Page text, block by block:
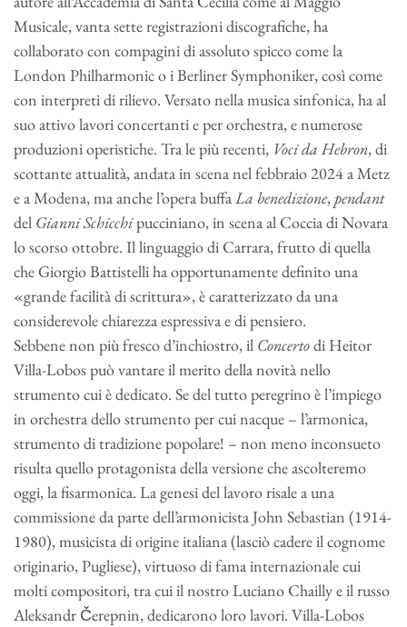
Musicale, vanta sette registrazioni discografiche, ha
collaborato con compagini di assoluto spicco come la
London Philharmonic o i Berliner Symphoniker, così come
con interpreti di rilievo. Versato nella musica sinfonica, ha al
suo attivo lavori concertanti e per orchestra, e numerose
produzioni operistiche. Tra le più recenti, Voci da Hebron, di
scottante attualità, andata in scena nel febbraio 2024 a Metz
e a Modena, ma anche l’opera buffaLa benedizione,pendant
del Gianni Schicchipucciniano, in scena al Coccia di Novara
lo scorso ottobre. Il linguaggio di Carrara, frutto di quella
che Giorgio Battistelli ha opportunamente definito una
«grande facilità di scrittura», è caratterizzato da una
considerevole chiarezza espressiva e di pensiero.
Sebbene non più fresco d’inchiostro, il Concertodi Heitor
Villa-Lobos può vantare il merito della novità nello
strumento cui è dedicato. Se del tutto peregrino è l’impiego
in orchestra dello strumento per cui nacque – l’armonica,
strumento di tradizione popolare! – non meno inconsueto
risulta quello protagonista della versione che ascolteremo
oggi, la fisarmonica. La genesi del lavoro risale a una
commissione da parte dell’armonicista John Sebastian (1914-
1980), musicista di origine italiana (lasciò cadere il cognome
originario, Pugliese), virtuoso di fama internazionale cui
molti compositori, tra cui il nostro Luciano Chailly e il russo
Aleksandr Čerepnin, dedicarono loro lavori. Villa-Lobos